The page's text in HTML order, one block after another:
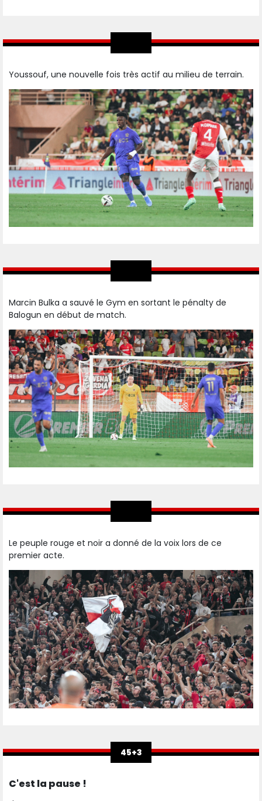
Youssouf, une nouvelle fois très actif au milieu de terrain.
Marcin Bulka a sauvé le Gym en sortant le pénalty de
Balogun en début de match.
Le peuple rouge et noir a donné de la voix lors de ce
premier acte.
45+3
C'est la pause !